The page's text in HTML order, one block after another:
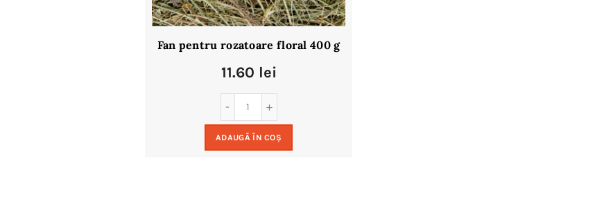
Fan pentru rozatoare floral 400 g
11.60 lei
ADAUGĂ ÎN COȘ